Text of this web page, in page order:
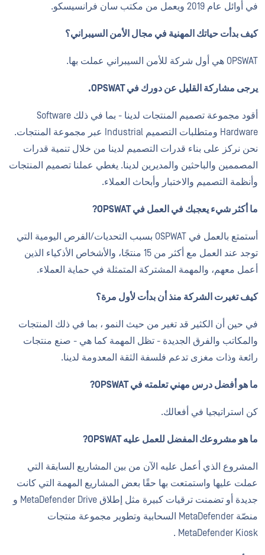
في أوائل عام 2019 ويعمل من مكتب سان فرانسيسكو.
كيف بدأت حياتك المهنية في مجال الأمن السيبراني؟
OPSWAT هي أول شركة للأمن السيبراني عملت بها.
يرجى مشاركة القليل عن دورك في OPSWAT.
أقود مجموعة تصميم المنتجات لدينا - بما في ذلك Software
Hardware ومتطلبات التصميم Industrial عبر مجموعة المنتجات.
نحن نركز على بناء قدرات التصميم لدينا من خلال تنمية قدرات
المصممين والباحثين والمديرين لدينا. يغطي عملنا تصميم المنتجات
وأنظمة التصميم والاختبار وأبحاث العملاء.
ما أكثر شيء يعجبك في العمل في OPSWAT?
أستمتع بالعمل في OSPWAT بسبب التحديات/الفرص اليومية التي
توجد عند العمل مع أكثر من 15 منتجًا، والأشخاص الأذكياء الذين
أعمل معهم، والمهمة المشتركة المتمثلة في حماية العملاء.
كيف تغيرت الشركة منذ أن بدأت لأول مرة؟
في حين أن الكثير قد تغير من حيث النمو ، بما في ذلك المنتجات
والمكاتب والفرق الجديدة - تظل المهمة كما هي - صنع منتجات
رائعة وذات مغزى تدعم فلسفة الثقة المعدومة لدينا.
ما هو أفضل درس مهني تعلمته في OPSWAT?
كن استراتيجيا في أفعالك.
ما هو مشروعك المفضل للعمل عليه OPSWAT?
المشروع الذي أعمل عليه الآن من بين المشاريع السابقة التي
عملت عليها واستمتعت بها حقًا بعض المشاريع المهمة التي كانت
جديدة أو تضمنت ترقيات كبيرة مثل إطلاق MetaDefender Drive و
منصّة MetaDefender السحابية وتطوير مجموعة منتجات
MetaDefender Kiosk .